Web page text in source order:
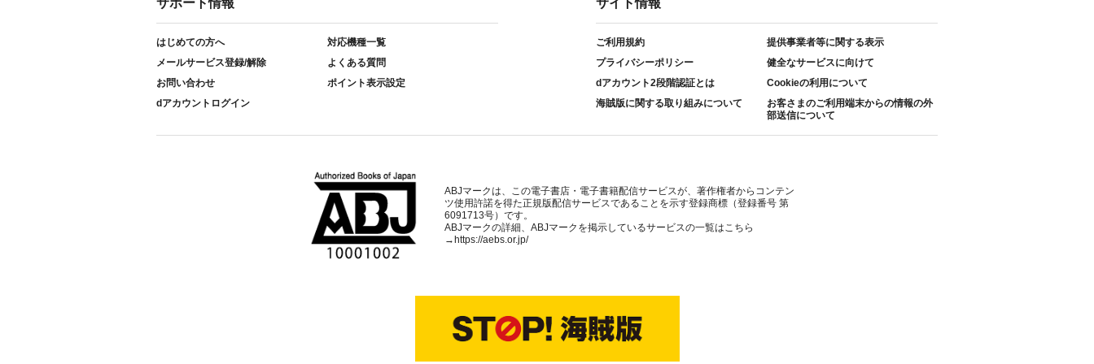
はじめての方へ
対応機種一覧
メールサービス登録/解除
よくある質問
お問い合わせ
ポイント表示設定
dアカウントログイン
ご利用規約
提供事業者等に関する表示
プライバシーポリシー
健全なサービスに向けて
dアカウント2段階認証とは
Cookieの利用について
海賊版に関する取り組みについて
お客さまのご利用端末からの情報の外
部送信について
ABJマークは、この電子書店・電子書籍配信サービスが、著作権者からコンテン
ツ使用許諾を得た正規版配信サービスであることを示す登録商標（登録番号 第
6091713号）です。
ABJマークの詳細、ABJマークを掲示しているサービスの一覧はこちら
→https://aebs.or.jp/